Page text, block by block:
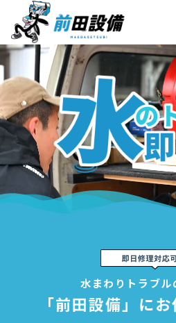
水まわりトラブル
「前田設備」に